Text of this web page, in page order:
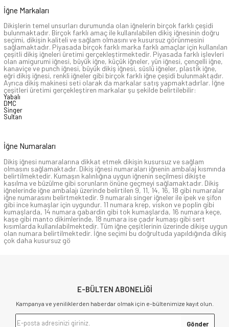
İğne Markaları
Dikişlerin temel unsurları durumunda olan iğnelerin birçok farklı çeşidi
bulunmaktadır. Birçok farklı amaç ile kullanılabilen dikiş iğnesinin doğru
seçimi, dikişin kaliteli ve sağlam olmasını ve kusursuz görünmesini
sağlamaktadır. Piyasada birçok farklı marka farklı amaçlar için kullanılan
çeşitli dikiş iğneleri üretimi gerçekleştirmektedir. Piyasada farklı işlevleri
olan amigurumi iğnesi, büyük iğne, küçük iğneler, yün iğnesi, çengelli iğne,
kanaviçe ve punch iğnesi, büyük dikiş iğnesi, süslü iğneler, plastik iğne,
eğri dikiş iğnesi, renkli iğneler gibi birçok farklı iğne çeşidi bulunmaktadır.
Ayrıca dikiş makinesi seti olarak da markalar satış yapmaktadırlar. İğne
çeşitleri üretimi gerçekleştiren markalar şu şekilde belirtilebilir:
Yabalı
DMC
Singer
Sultan
İğne Numaraları
Dikiş iğnesi numaralarına dikkat etmek dikişin kusursuz ve sağlam
olmasını sağlamaktadır. Dikiş iğnesi numaraları iğnenin ambalaj kısmında
belirtilmektedir. Kumaşın kalınlığına uygun iğnenin seçilmesi dikişte
kasılma ve büzülme gibi sorunların önüne geçmeyi sağlamaktadır. Dikiş
iğnelerinde iğne ambalajı üzerinde belirtilen 9, 11, 14, 16, 18 gibi numaralar
iğne numarasını belirtmektedir. 9 numaralı singer iğneler ile ipek ve şifon
gibi ince kumaşlar için uygundur. 11 numara krep, viskon ve poplin gibi
kumaşlarda, 14 numara gabardin gibi tok kumaşlarda, 16 numara keçe,
kaşe gibi manto dikimlerinde, 18 numara ise çadır kumaşı gibi sert
kısımlarda kullanılabilmektedir. Tüm iğne çeşitlerinin üzerinde dikişe uygun
olan numara belirtilmektedir. İğne seçimi bu doğrultuda yapıldığında dikiş
çok daha kusursuz gö
E-BÜLTEN ABONELİĞİ
Kampanya ve yeniliklerden haberdar olmak için e-bültenimize kayıt olun.